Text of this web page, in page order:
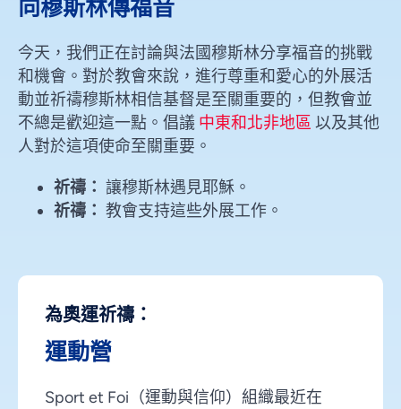
向穆斯林傳福音
今天，我們正在討論與法國穆斯林分享福音的挑戰
和機會。對於教會來說，進行尊重和愛心的外展活
動並祈禱穆斯林相信基督是至關重要的，但教會並
不總是歡迎這一點。倡議 中東和北非地區 以及其他
人對於這項使命至關重要。
祈禱： 讓穆斯林遇見耶穌。
祈禱： 教會支持這些外展工作。
為奧運祈禱：
運動營
Sport et Foi（運動與信仰）組織最近在